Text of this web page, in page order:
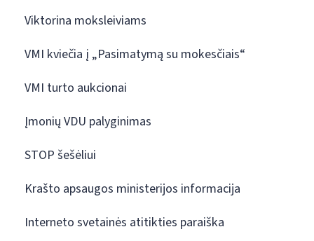
Viktorina moksleiviams
VMI kviečia į „Pasimatymą su mokesčiais“
VMI turto aukcionai
Įmonių VDU palyginimas
STOP šešėliui
Krašto apsaugos ministerijos informacija
Interneto svetainės atitikties paraiška